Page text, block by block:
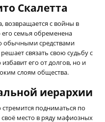
Скалетта
возвращается с войны в
семья обременена
обычными средствами
связать свою судьбу с
его от долгов, но и
слоям общества.
иерархии
подниматься по
место в ряду мафиозных